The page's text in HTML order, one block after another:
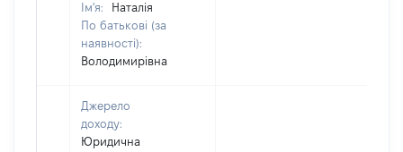
Ім'я:
Наталія
По батькові (за
наявності):
Володимирівна
Джерело
доходу:
Юридична